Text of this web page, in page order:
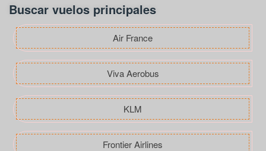
Buscar vuelos principales
Air France
Viva Aerobus
KLM
Frontier Airlines